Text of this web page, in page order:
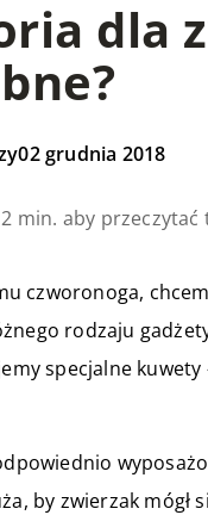
dla
02 grudnia 2018
min. aby przeczytać
czworonoga,
rodzaju
specjalne
by zwierzak mógł